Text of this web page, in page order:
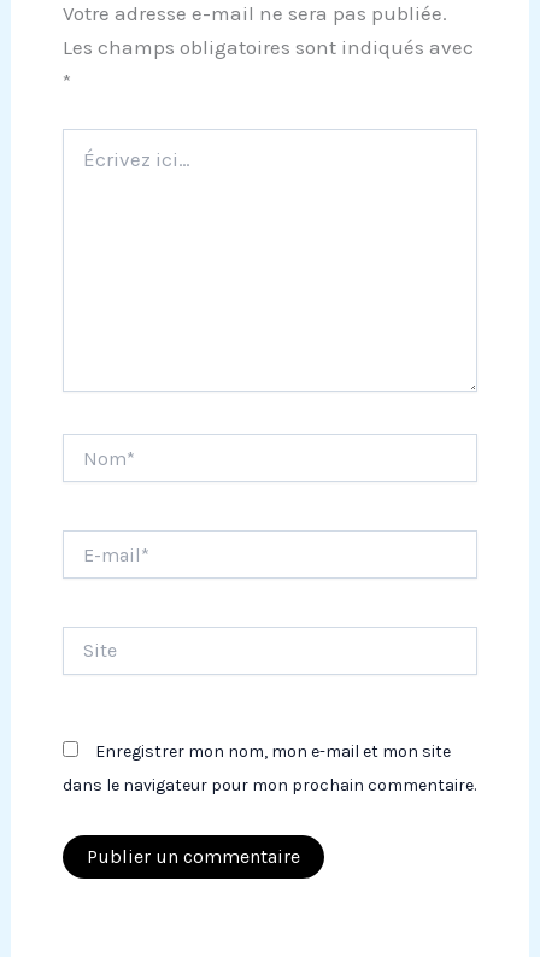
Votre adresse e-mail ne sera pas publiée.
Les champs obligatoires sont indiqués avec
*
ici…
mail*
Enregistrer mon nom, mon e-mail et mon site
dans le navigateur pour mon prochain commentaire.